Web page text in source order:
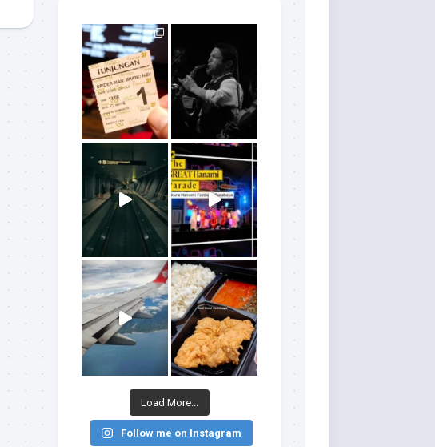
Load More...
Follow me on Instagram